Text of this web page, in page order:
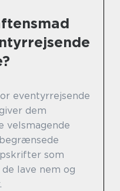
eventyrrejsende
dem
velsmagende
som
lave nem og